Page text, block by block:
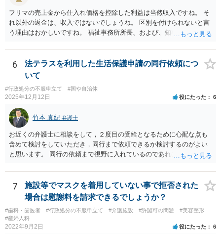
フリマの売上金から仕入れ価格を控除した利益は当然収入ですね。 そ
れ以外の返金は、収入ではないでしょうね。 区別を付けられないと言
う理由はおかしいですね。 福祉事務所所長、および、知事、および、
でしょう。
6
法テラスを利用した生活保護申請の同行依頼につ
いて
#行政処分の不服申立て #国や自治体
2025年12月12日 役にたった 6
竹本 真紀 弁護士
お近くの弁護士に相談をして，２度目の受給となるために心配な点も
含めて検討をしていただき，同行まで依頼できるか検討するのがよい
と思います。 同行の依頼まで視野に入れているのであれば，お近くの
7
施設等でマスクを着用していない事で拒否された
場合は慰謝料を請求できるでしょうか？
#歯科・歯医者 #行政処分の不服申立て #介護施設 #許認可の問題
#美容整形
#産婦人科
2022年9月2日 役にたった 6